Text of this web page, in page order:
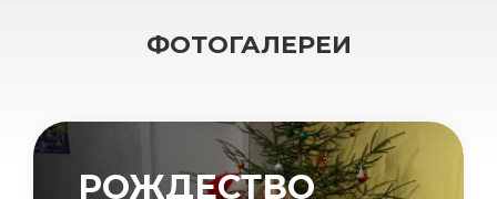
ФОТОГАЛЕРЕИ
РОЖДЕСТВО